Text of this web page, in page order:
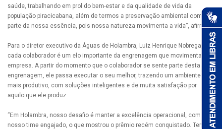
saúde, trabalhando em prol do bem-estar e da qualidade de vida da
população piracicabana, além de termos a preservação ambiental como
parte da nossa essência, pois nossa natureza movimenta a vida”, afirma.
Para o diretor executivo da Águas de Holambra, Luiz Henrique Nobrega,
cada colaborador é um elo importante da engrenagem que movimenta a
empresa. A partir do momento que o colaborador se sente parte desta
engrenagem, ele passa executar o seu melhor, trazendo um ambiente
mais produtivo, com soluções inteligentes e de muita satisfação por
aquilo que ele produz.
“Em Holambra, nosso desafio é manter a excelência operacional, com o
nosso time engajado, o que mostrou o prêmio recém conquistado. Temos